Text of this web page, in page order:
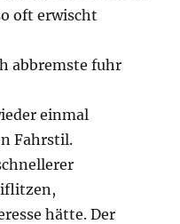
oft erwischt
abbremste fuhr
einmal
Fahrstil.
hätte. Der